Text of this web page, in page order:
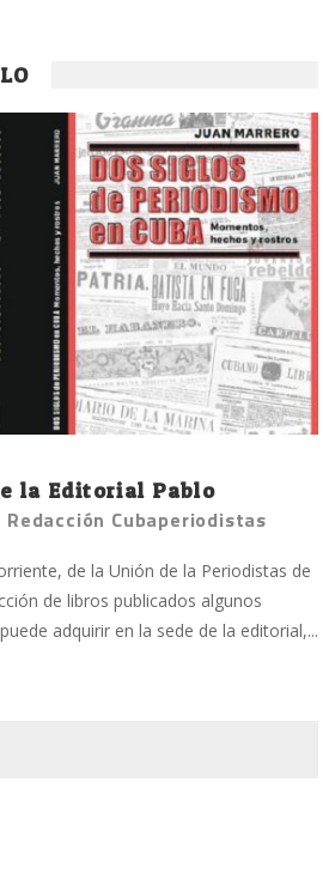
la Editorial Pablo
Redacción Cubaperiodistas
de la Unión de la Periodistas de
de libros publicados algunos
adquirir en la sede de la editorial,...